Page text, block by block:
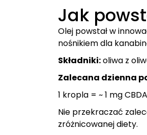
Jak
Olej powstał w
nośnikiem dla
Składniki:oliwa z
Zalecana dzienna
1 kropla = ~ 1 mg
Nie przekraczać
zróżnicowanej diety.